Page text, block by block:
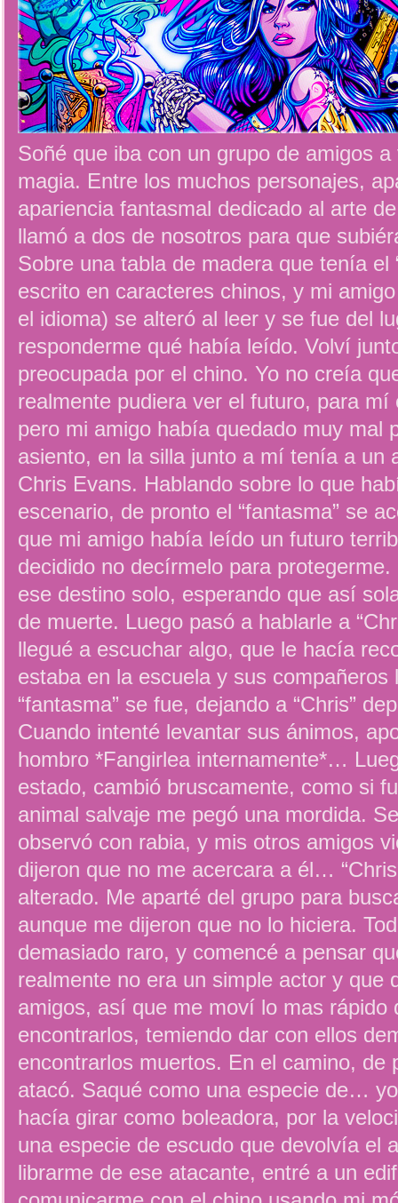
Soñé que iba con un grupo de amigos
magia. Entre los muchos personajes,
apariencia fantasmal dedicado al arte
llamó a dos de nosotros para que
Sobre una tabla de madera que tenía el
escrito en caracteres chinos, y mi
el idioma) se alteró al leer y se fue del
responderme qué había leído. Volví
preocupada por el chino. Yo no creía
realmente pudiera ver el futuro, para
pero mi amigo había quedado muy mal
asiento, en la silla junto a mí tenía a un
Chris Evans. Hablando sobre lo que
escenario, de pronto el “fantasma” se
que mi amigo había leído un futuro
decidido no decírmelo para
ese destino solo, esperando que así
de muerte. Luego pasó a hablarle a
llegué a escuchar algo, que le hacía
estaba en la escuela y sus compañeros
“fantasma” se fue, dejando a “Chris”
Cuando intenté levantar sus ánimos,
hombro *Fangirlea internamente*…
estado, cambió bruscamente, como si
animal salvaje me pegó una mordida.
observó con rabia, y mis otros amigos
dijeron que no me acercara a él…
alterado. Me aparté del grupo para
aunque me dijeron que no lo hiciera.
demasiado raro, y comencé a pensar
realmente no era un simple actor y que
amigos, así que me moví lo mas rápido
encontrarlos, temiendo dar con ellos
encontrarlos muertos. En el camino, de
atacó. Saqué como una especie de…
hacía girar como boleadora, por la
una especie de escudo que devolvía el
librarme de ese atacante, entré a un